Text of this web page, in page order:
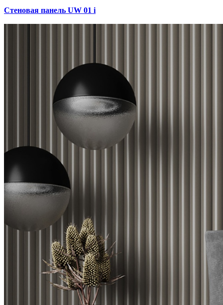
Стеновая панель UW 01 i